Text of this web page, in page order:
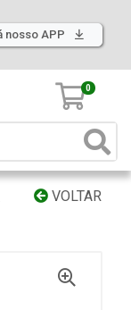
nosso APP
0
VOLTAR